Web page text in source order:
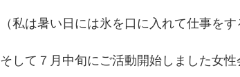
（私は暑い日には氷を口に入れて仕事をす
そして７月中旬にご活動開始しました女性